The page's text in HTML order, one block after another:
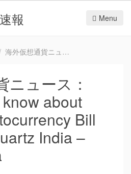
報 Menu
海外仮想通貨ニュース：What do we know about India’s Cryptocurrency Bill so far? — Quartz India – Quartz India
ニュース：
about
Bill
India –